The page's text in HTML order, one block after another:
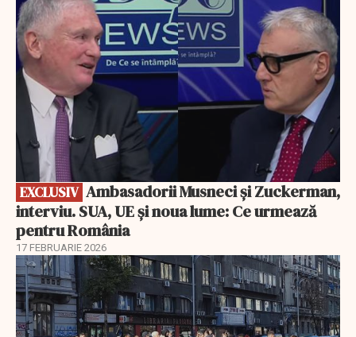
EXCLUSIV
interviu. SUA, UE și noua lume: Ce urmează
pentru România
17 FEBRUARIE 2026